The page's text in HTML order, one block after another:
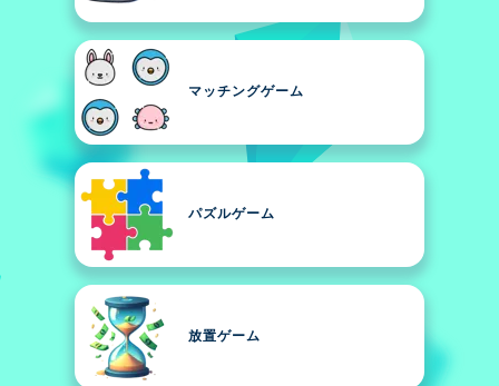
マッチングゲーム
パズルゲーム
放置ゲーム